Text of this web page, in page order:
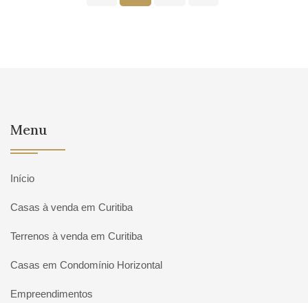
Menu
Início
Casas à venda em Curitiba
Terrenos à venda em Curitiba
Casas em Condomínio Horizontal
Empreendimentos